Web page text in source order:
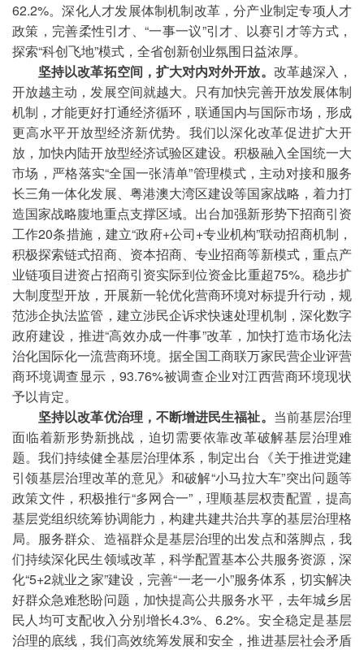
62.2%。深化人才发展体制机制改革，分产业制定专项人才
政策，完善柔性引才、“一事一议”引才、以赛引才等方式，
探索“科创飞地”模式，全省创新创业氛围日益浓厚。
坚持以改革拓空间，扩大对内对外开放。 改革越深入，
开放越主动，发展空间就越大。只有加快完善开放发展体制
机制，才能更好打通经济循环，联通国内与国际市场，形成
更高水平开放型经济新优势。我们以深化改革促进扩大开
放，加快内陆开放型经济试验区建设。积极融入全国统一大
市场，严格落实“全国一张清单”管理模式，主动对接和服务
长三角一体化发展、粤港澳大湾区建设等国家战略，着力打
造国家战略腹地重点支撑区域。出台加强新形势下招商引资
工作20条措施，建立“政府+公司+专业机构”联动招商机制，
积极探索链式招商、资本招商、专业招商等新模式，重点产
业链项目进资占招商引资实际到位资金比重超75%。稳步扩
大制度型开放，开展新一轮优化营商环境对标提升行动，规
范涉企执法监管，建立涉民企诉求快速处理机制，深化数字
政府建设，推进“高效办成一件事”改革，加快打造市场化法
治化国际化一流营商环境。据全国工商联万家民营企业评营
商环境调查显示，93.76%被调查企业对江西营商环境现状
予以肯定。
坚持以改革优治理，不断增进民生福祉。 当前基层治理
面临着新形势新挑战，迫切需要依靠改革破解基层治理难
题。我们持续健全基层治理体系，制定出台《关于推进党建
引领基层治理改革的意见》和破解“小马拉大车”突出问题等
政策文件，积极推行“多网合一”，理顺基层权责配置，提高
基层党组织统筹协调能力，构建共建共治共享的基层治理格
局。服务群众、造福群众是基层治理的出发点和落脚点，我
们持续深化民生领域改革，科学配置基本公共服务资源，深
化“5+2就业之家”建设，完善“一老一小”服务体系，切实解决
好群众急难愁盼问题，加快提高公共服务水平，去年城乡居
民人均可支配收入分别增长4.3%、6.2%。安全稳定是基层
治理的底线，我们高效统筹发展和安全，推进基层社会矛盾